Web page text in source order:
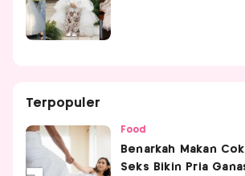
Terpopuler
Food
Benarkah Makan
Seks Bikin Pria